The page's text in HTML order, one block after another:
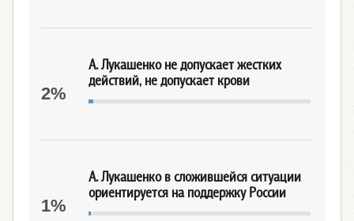
А. Лукашенко не допускает жестких
действий, не допускает крови
2%
А. Лукашенко в сложившейся ситуации
ориентируется на поддержку России
1%